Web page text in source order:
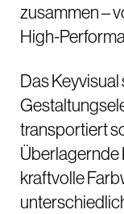
zusammen –
High-
Das
transportiert
Überlagernde
kraftvolle